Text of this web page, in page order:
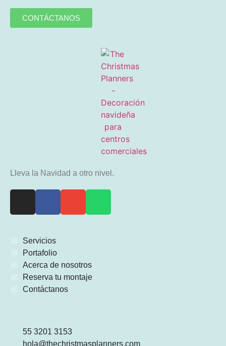
CONTÁCTANOS
Lleva la Navidad a otro nivel.
Servicios
Portafolio
Acerca de nosotros
Reserva tu montaje
Contáctanos
55 3201 3153
hola@thechristmasplanners.com